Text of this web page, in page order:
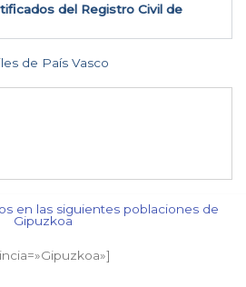
del Registro Civil de
de País Vasco
en las siguientes poblaciones de
Gipuzkoa​